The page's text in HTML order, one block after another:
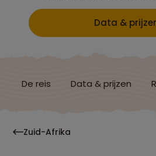
Data &
De reis Data & prijzen
Zuid-Afrika